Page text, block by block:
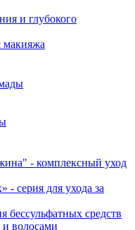
и глубокого
макияжа
- комплексный уход
- серия для ухода за
бессульфатных средств
и волосами